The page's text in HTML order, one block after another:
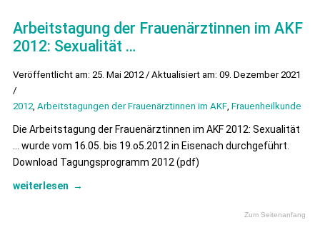
Arbeitstagung der Frauenärztinnen im AKF
2012: Sexualität …
Veröffentlicht am: 25. Mai 2012 / Aktualisiert am: 09. Dezember 2021
/
2012, Arbeitstagungen der Frauenärztinnen im AKF, Frauenheilkunde
Die Arbeitstagung der Frauenärztinnen im AKF 2012: Sexualität
… wurde vom 16.05. bis 19.o5.2012 in Eisenach durchgeführt.
Download Tagungsprogramm 2012 (pdf)
weiterlesen →
Zum Seitenanfang